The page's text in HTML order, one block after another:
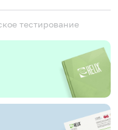
тестирование